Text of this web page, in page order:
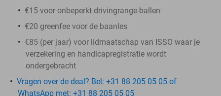
€15 voor onbeperkt drivingrange-ballen
€20 greenfee voor de baanles
€85 (per jaar) voor lidmaatschap van ISSO waar je
verzekering en handicapregistratie wordt
ondergebracht
Vragen over de deal? Bel: +31 88 205 05 05 of
WhatsApp met: +31 88 205 05 05